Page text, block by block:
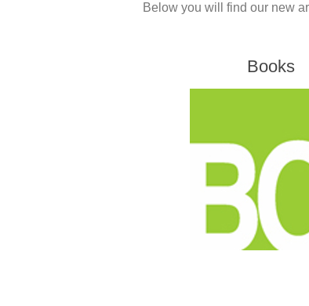
Below you will find our new
Books